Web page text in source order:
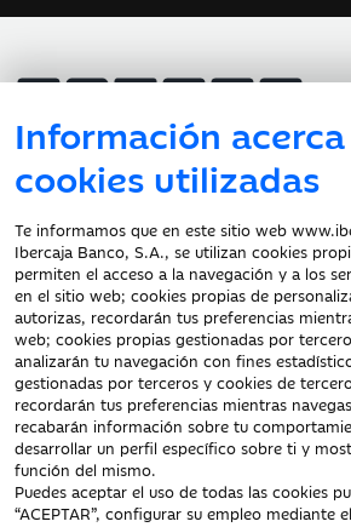
Información
cookies utilizadas
Te informamos que en este sitio web
Ibercaja Banco, S.A., se utilizan cookies
permiten el acceso a la navegación y a los
en el sitio web; cookies propias de
autorizas, recordarán tus preferencias
web; cookies propias gestionadas por
analizarán tu navegación con fines
gestionadas por terceros y cookies de
recordarán tus preferencias mientras
recabarán información sobre tu
desarrollar un perfil específico sobre ti y
función del mismo.
Puedes aceptar el uso de todas las cookies
“ACEPTAR”, configurar su empleo mediante
Atención al cliente
Documentación a clientes
Aviso Legal
Protección datos
personales
Tarifas y Cotizaciones
Tablón de Anuncios
Política de cookies
Declaración de
accesibilidad